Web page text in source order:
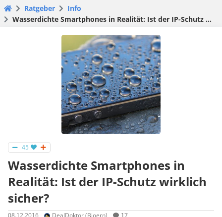
Ratgeber
Info
Wasserdichte Smartphones in Realität: Ist der IP-Schutz wirklich sicher?
45
Wasserdichte Smartphones in
Realität: Ist der IP-Schutz wirklich
sicher?